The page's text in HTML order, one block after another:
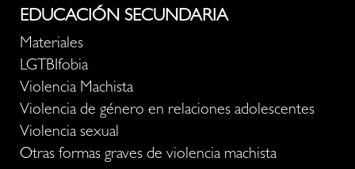
EDUCACIÓN SECUNDARIA
Materiales
LGTBIfobia
Violencia Machista
Violencia de género en relaciones adolescentes
Violencia sexual
Otras formas graves de violencia machista